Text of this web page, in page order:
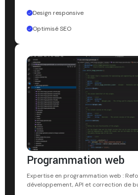
Design responsive
Optimisé SEO
Programmation web
Expertise en programmation web :
développement, API et correction de